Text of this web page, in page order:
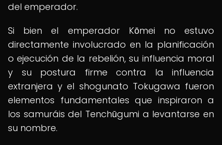
del emperador.
Si bien el emperador Kōmei no estuvo
directamente involucrado en la planificación
o ejecución de la rebelión, su influencia moral
y su postura firme contra la influencia
extranjera y el shogunato Tokugawa fueron
elementos fundamentales que inspiraron a
los samuráis del Tenchūgumi a levantarse en
su nombre.